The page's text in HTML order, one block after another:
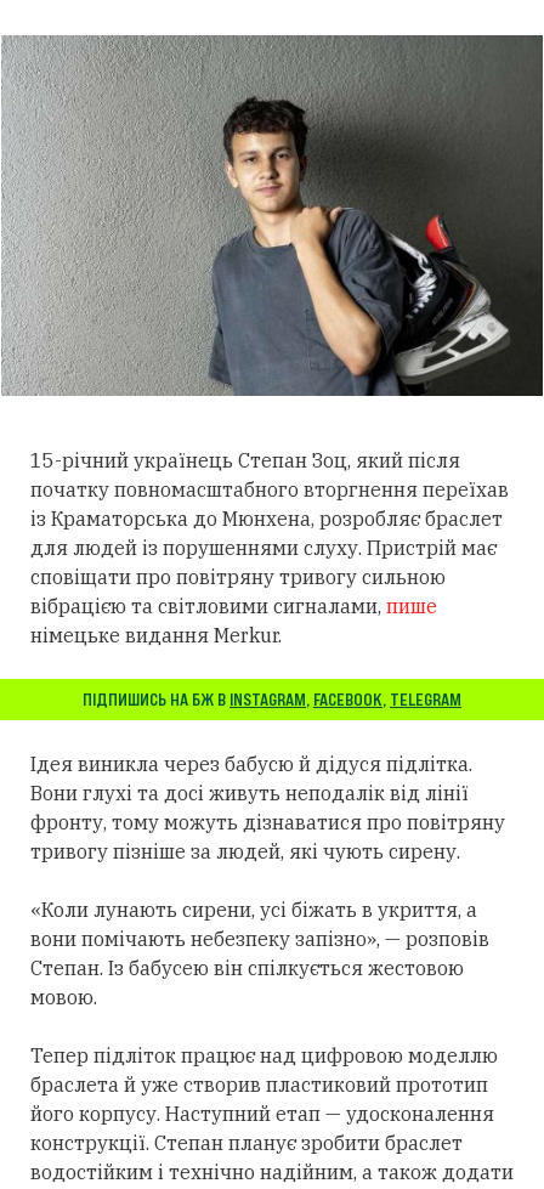
15-річний українець Степан Зоц, який після
початку повномасштабного вторгнення переїхав
із Краматорська до Мюнхена, розробляє браслет
для людей із порушеннями слуху. Пристрій має
сповіщати про повітряну тривогу сильною
вібрацією та світловими сигналами, пише
німецьке видання Merkur.
ПІДПИШИСЬ НА БЖ В INSTAGRAM, FACEBOOK, TELEGRAM
Ідея виникла через бабусю й дідуся підлітка.
Вони глухі та досі живуть неподалік від лінії
фронту, тому можуть дізнаватися про повітряну
тривогу пізніше за людей, які чують сирену.
«Коли лунають сирени, усі біжать в укриття, а
вони помічають небезпеку запізно», — розповів
Степан. Із бабусею він спілкується жестовою
мовою.
Тепер підліток працює над цифровою моделлю
браслета й уже створив пластиковий прототип
його корпусу. Наступний етап — удосконалення
конструкції. Степан планує зробити браслет
водостійким і технічно надійним, а також додати